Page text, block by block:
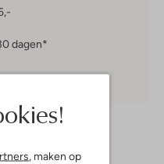
, maken op
dagen*